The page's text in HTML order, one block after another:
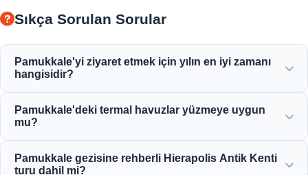
Sıkça Sorulan Sorular
Pamukkale'yi ziyaret etmek için yılın en iyi zamanı
hangisidir?
Haziran) ve sonbahar (Eylül-Kasım) beyaz terasları ve
Pamukkale'deki termal havuzlar yüzmeye uygun
mu?
Havuzu, mineral bakımından zengindir ve yüzmek için
Pamukkale gezisine rehberli Hierapolis Antik Kenti
turu dahil mi?